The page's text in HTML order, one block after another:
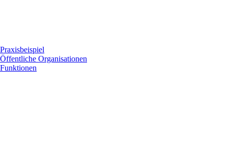
Praxisbeispiel
Öffentliche Organisationen
Funktionen